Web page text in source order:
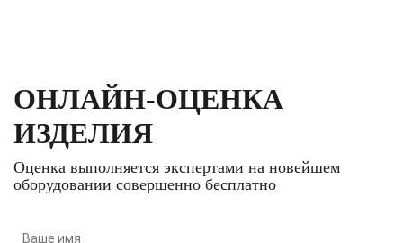
ОНЛАЙН-ОЦЕНКА
ИЗДЕЛИЯ
Оценка выполняется экспертами на новейшем
оборудовании совершенно бесплатно